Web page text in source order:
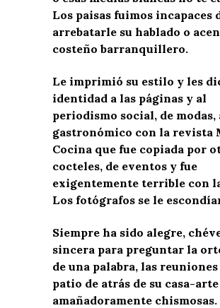
Los paisas fuimos incapaces
arrebatarle su hablado o
costeño barranquillero.
Le imprimió su estilo y les
identidad a las páginas y al
periodismo social, de modas,
gastronómico con la revista
Cocina que fue copiada por
cocteles, de eventos y fue
exigentemente terrible con
Los fotógrafos se le
Siempre ha sido alegre,
sincera para preguntar la
de una palabra, las
patio de atrás de su casa-
amañadoramente chismosas.